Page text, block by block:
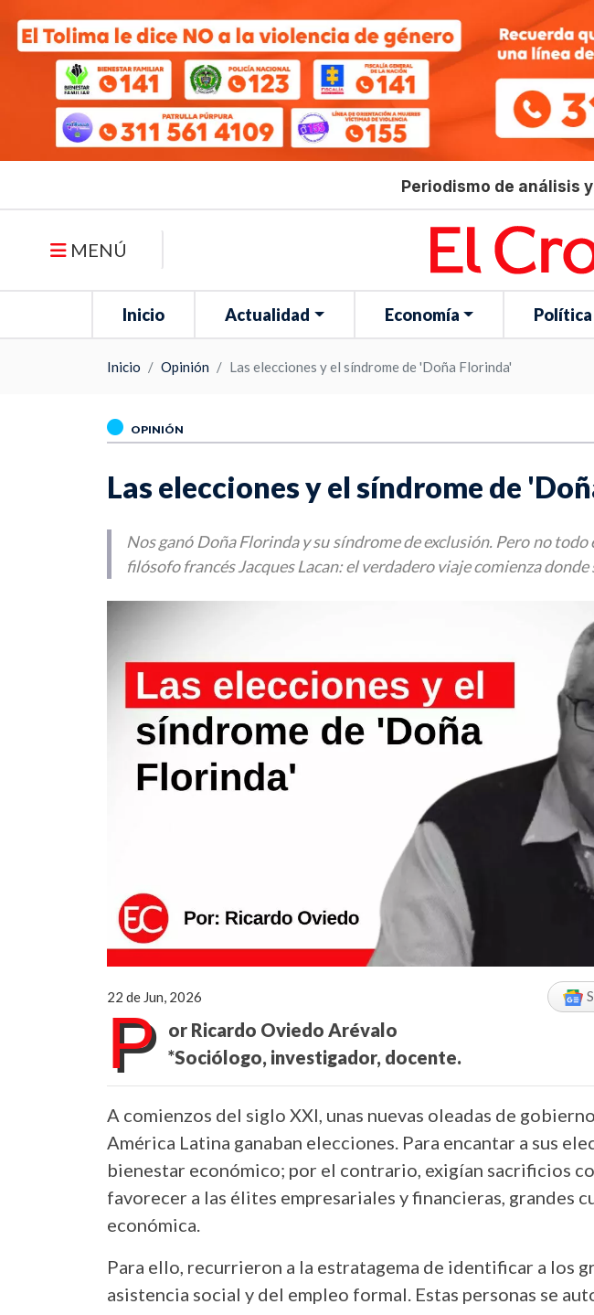
Periodismo de análisis
MENÚ
Inicio Actualidad Economía Política
Inicio Opinión Las elecciones y el síndrome de 'Doña Florinda'
OPINIÓN
Las elecciones y el síndrome de
Nos ganó Doña Florinda y su síndrome de exclusión. Pero no
filósofo francés Jacques Lacan: el verdadero viaje comienza donde
22 de Jun, 2026
P
or Ricardo Oviedo Arévalo
*Sociólogo, investigador, docente.
A comienzos del siglo XXI, unas nuevas oleadas de
América Latina ganaban elecciones. Para encantar a sus
bienestar económico; por el contrario, exigían sacrificios
favorecer a las élites empresariales y financieras, grandes
económica.
Para ello, recurrieron a la estratagema de identificar a los
asistencia social y del empleo formal. Estas personas se